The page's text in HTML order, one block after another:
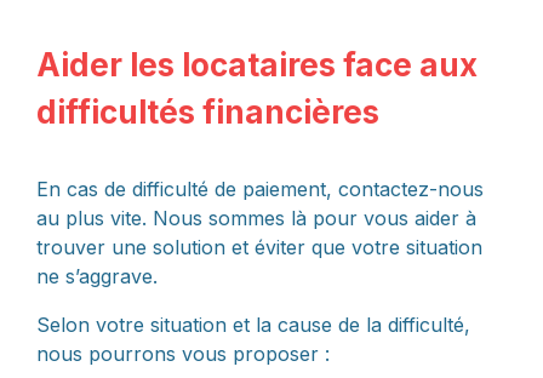
Aider les locataires face aux
difficultés financières
En cas de difficulté de paiement, contactez-nous
au plus vite. Nous sommes là pour vous aider à
trouver une solution et éviter que votre situation
ne s’aggrave.
Selon votre situation et la cause de la difficulté,
nous pourrons vous proposer :